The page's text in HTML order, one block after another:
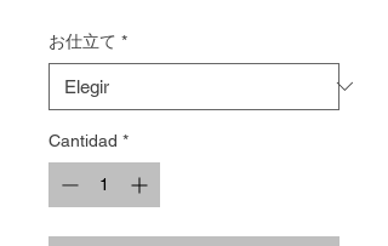
お仕立て *
Cantidad *